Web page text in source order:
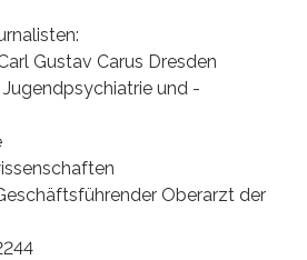
Gustav Carus Dresden
und -
Oberarzt der